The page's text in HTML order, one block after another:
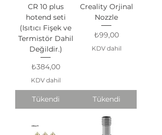
CR 10 plus
hotend seti
(Isıtıcı Fişek ve
Termistör Dahil
Değildir.)
Fiyat
₺384,00
KDV dahil
Tükendi
Creality Orjinal
Nozzle
Fiyat
₺99,00
KDV dahil
Tükendi